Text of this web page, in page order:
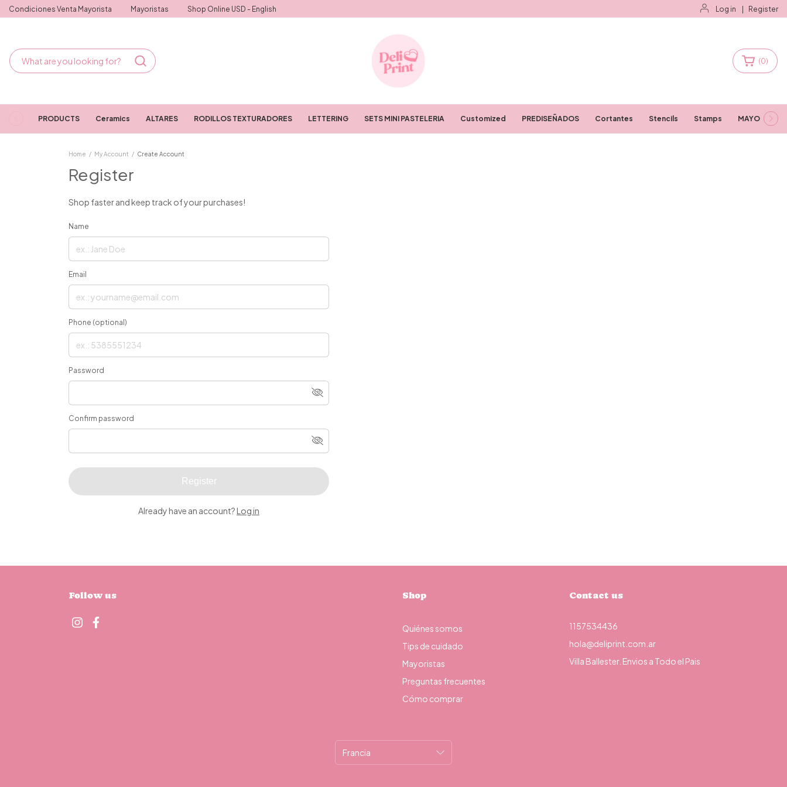
Condiciones Venta Mayorista Mayoristas Shop Online USD - English Log in Register
(0)
PRODUCTS Ceramics ALTARES RODILLOS TEXTURADORES LETTERING SETS MINI PASTELERIA Customized PREDISEÑADOS Cortantes Stencils Stamps MAYORISTAS
Home / My Account / Create Account
Register
Shop faster and keep track of your purchases!
Name
Email
Phone (optional)
Password
Confirm password
Register
Already have an account?Log in
Follow us Shop
Quiénes somos
Tips de cuidado
Mayoristas
Preguntas frecuentes
Cómo comprar
Contact us
1157534436
hola@deliprint.com.ar
Villa Ballester. Envios a Todo el Pais